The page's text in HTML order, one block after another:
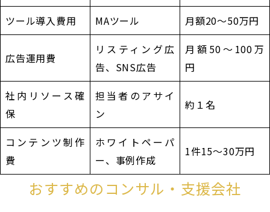
ツール導入費用
MAツール 月額20〜50万円
広告運用費
リスティング広
告、SNS広告
月額50〜100万
円
社内リソース確
保
担当者のアサイ
ン
約１名
コンテンツ制作
費
ホワイトペーパ
ー、事例作成
1件15〜30万円
おすすめのコンサル・支援会社